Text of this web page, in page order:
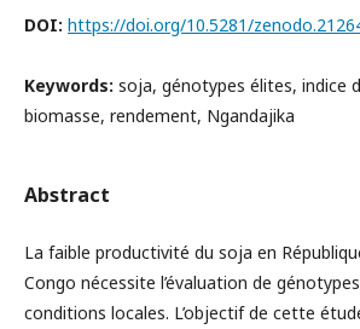
DOI: https://doi.org/10.5281/
Keywords: soja, génotypes élites, indice
biomasse, rendement, Ngandajika
Abstract
La faible productivité du soja en
Congo nécessite l’évaluation de
conditions locales. L’objectif de cette